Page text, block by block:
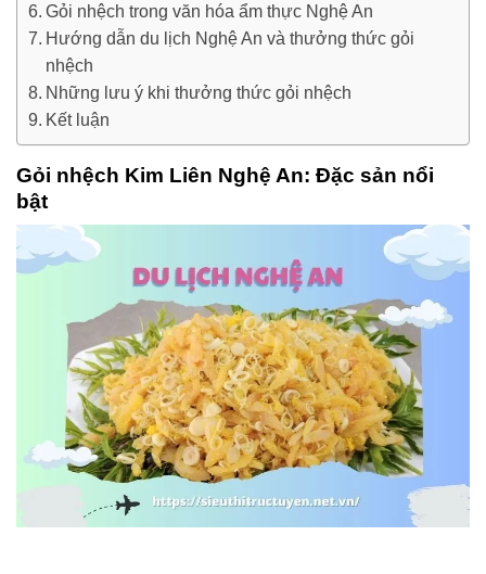
Gỏi nhệch trong văn hóa ẩm thực Nghệ An
Hướng dẫn du lịch Nghệ An và thưởng thức gỏi
nhệch
Những lưu ý khi thưởng thức gỏi nhệch
Kết luận
Gỏi nhệch Kim Liên Nghệ An: Đặc sản nổi
bật